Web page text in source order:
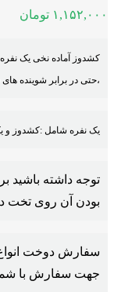
۱,۱۵۲,۰۰۰ تومان
کشدوز آماده نخی یک نفره
،حتی در برابر شوینده
یک نفره شامل :کشدوز و
توجه داشته باشید
بودن آن روی تخت دیواره کشدوز
سفارش دوخت انواع
جهت سفارش با شماره 09913252493